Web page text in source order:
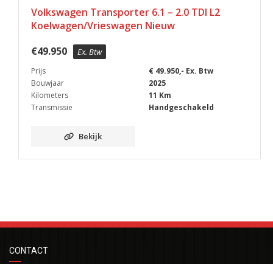
Volkswagen Transporter 6.1 – 2.0 TDI L2
Koelwagen/Vrieswagen Nieuw
€49.950 Ex. Btw
Prijs
€ 49.950,- Ex. Btw
Bouwjaar
2025
Kilometers
11 Km
Transmissie
Handgeschakeld
Bekijk
CONTACT